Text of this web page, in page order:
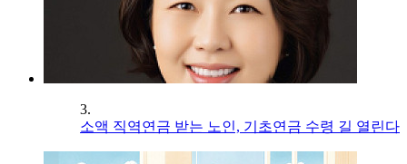
3.
소액 직역연금 받는 노인, 기초연금 수령 길 열린다